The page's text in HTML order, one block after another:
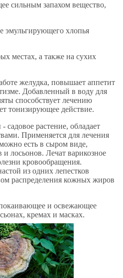
сильным запахом вещество,
эмульгирующего хлопья
местах, а также на сухих
желудка, повышает аппетит
Добавленный в воду для
способствует лечению
тонизирующее действие.
растение, обладает
Применяется для лечения
есть в сыром виде,
лосьонов. Лечат варикозное
кровообращения.
из одних лепестков
распределения кожных жиров
и освежающее
кремах и масках.